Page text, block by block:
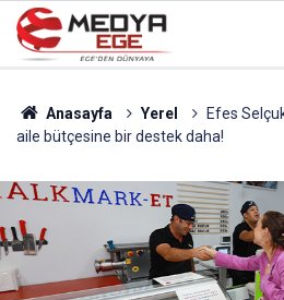
Anasayfa Yerel
Efes
aile bütçesine bir destek daha!